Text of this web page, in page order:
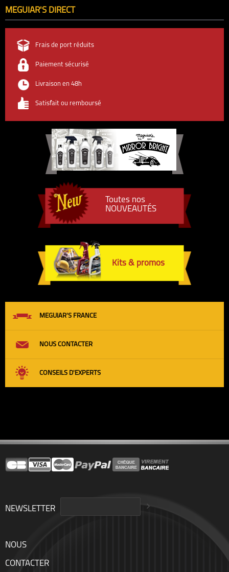
MEGUIAR'S DIRECT
Frais de port réduits
Paiement sécurisé
Livraison en 48h
Satisfait ou remboursé
Toutes nos
NOUVEAUTÉS
Kits & promos
MEGUIAR'S FRANCE
NOUS CONTACTER
CONSEILS D'EXPERTS
NEWSLETTER
NOUS
CONTACTER